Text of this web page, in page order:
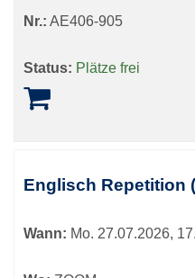
Nr.: AE406-905
Status: Plätze frei
Englisch Repetition
Wann: Mo. 27.07.2026,